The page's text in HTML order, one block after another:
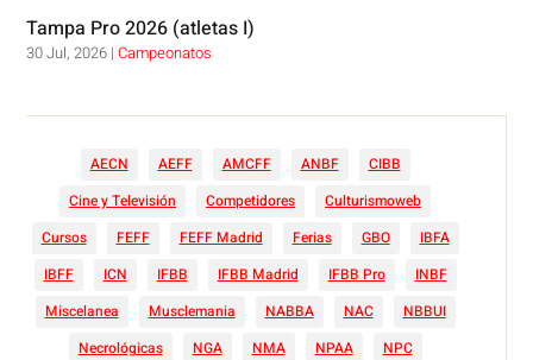
Tampa Pro 2026 (atletas I)
30 Jul, 2026 |Campeonatos
AECN AEFF AMCFF ANBF
CIBB
Cine y Televisión
Competidores
Culturismoweb
Cursos
FEFF FEFF Madrid Ferias GBO
IBFA
IBFF
ICN IFBB IFBB Madrid IFBB Pro
INBF
Miscelanea
Musclemania NABBA NAC
NBBUI
Necrológicas
NGA NMA NPAA
NPC